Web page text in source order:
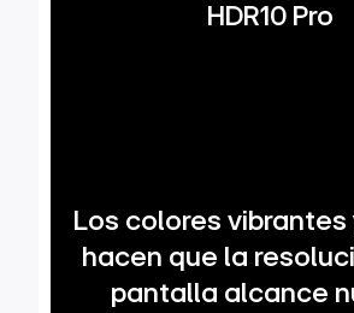
HDR10 Pro
Los colores vibrantes
hacen que la
pantalla alcance